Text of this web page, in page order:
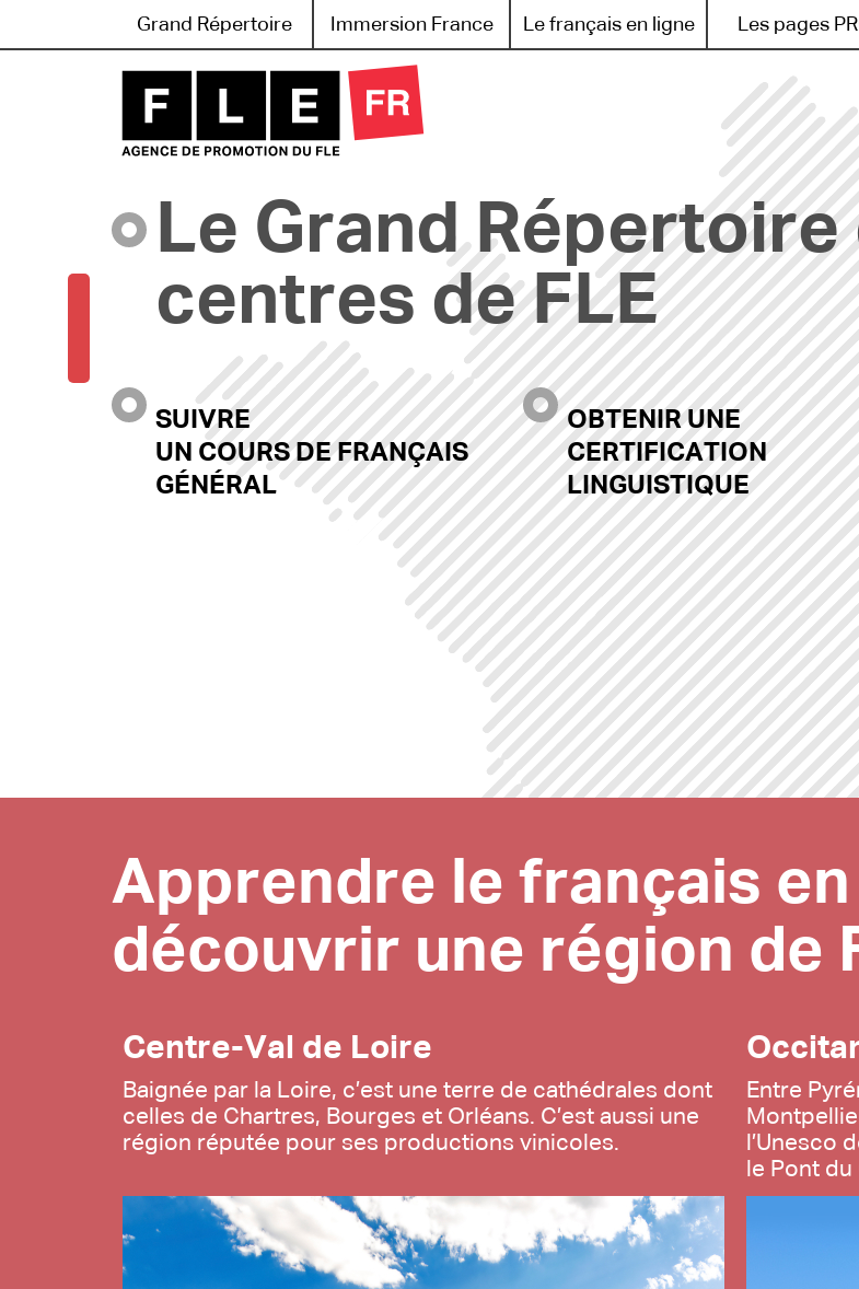
Le français en ligne
Les pages PRO
Grand Répertoire Immersion France Le français en ligne Les pages
Le Grand Répertoire
centres de FLE
SUIVRE
UN COURS DE FRANÇAIS
GÉNÉRAL
OBTENIR UNE
CERTIFICATION
LINGUISTIQUE
Apprendre le français
découvrir une région de
Centre-Val de Loire
Baignée par la Loire, c’est une terre de cathédrales dont
celles de Chartres, Bourges et Orléans. C’est aussi une
région réputée pour ses productions vinicoles.
Entre
l’Unesco
le Pont du